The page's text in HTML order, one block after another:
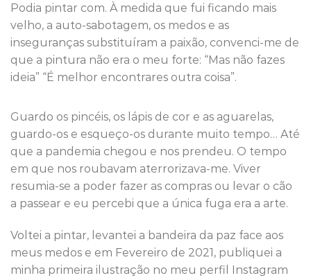
Podia pintar com. À medida que fui ficando mais
velho, a auto-sabotagem, os medos e as
inseguranças substituíram a paixão, convenci-me de
que a pintura não era o meu forte: “Mas não fazes
ideia” “É melhor encontrares outra coisa”.
Guardo os pincéis, os lápis de cor e as aguarelas,
guardo-os e esqueço-os durante muito tempo… Até
que a pandemia chegou e nos prendeu. O tempo
em que nos roubavam aterrorizava-me. Viver
resumia-se a poder fazer as compras ou levar o cão
a passear e eu percebi que a única fuga era a arte.
Voltei a pintar, levantei a bandeira da paz face aos
meus medos e em Fevereiro de 2021, publiquei a
minha primeira ilustração no meu perfil Instagram